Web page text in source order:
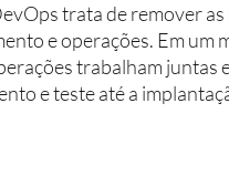
trata de remover
e operações. Em um
trabalham juntas
e teste até a